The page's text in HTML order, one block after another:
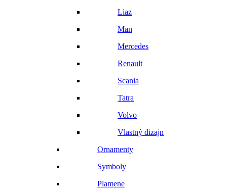
Liaz
Man
Mercedes
Renault
Scania
Tatra
Volvo
Vlastný dizajn
Ornamenty
Symboly
Plamene